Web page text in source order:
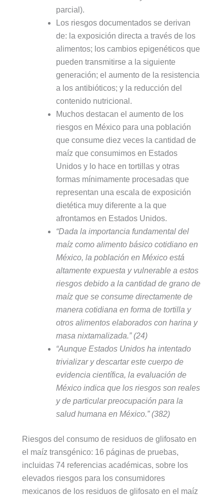
parcial).
Los riesgos documentados se derivan
de: la exposición directa a través de los
alimentos; los cambios epigenéticos que
pueden transmitirse a la siguiente
generación; el aumento de la resistencia
a los antibióticos; y la reducción del
contenido nutricional.
Muchos destacan el aumento de los
riesgos en México para una población
que consume diez veces la cantidad de
maíz que consumimos en Estados
Unidos y lo hace en tortillas y otras
formas mínimamente procesadas que
representan una escala de exposición
dietética muy diferente a la que
afrontamos en Estados Unidos.
“Dada la importancia fundamental del
maíz como alimento básico cotidiano en
México, la población en México está
altamente expuesta y vulnerable a estos
riesgos debido a la cantidad de grano de
maíz que se consume directamente de
manera cotidiana en forma de tortilla y
otros alimentos elaborados con harina y
masa nixtamalizada.”(24)
“Aunque Estados Unidos ha intentado
trivializar y descartar este cuerpo de
evidencia científica, la evaluación de
México indica que los riesgos son reales
y de particular preocupación para la
salud humana en México.”(382)
Riesgos del consumo de residuos de glifosato en
el maíz transgénico: 16 páginas de pruebas,
incluidas 74 referencias académicas, sobre los
elevados riesgos para los consumidores
mexicanos de los residuos de glifosato en el maíz